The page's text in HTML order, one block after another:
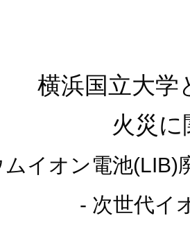
横浜国立大学
火災
イオン電池(LIB)
- 次世代イ